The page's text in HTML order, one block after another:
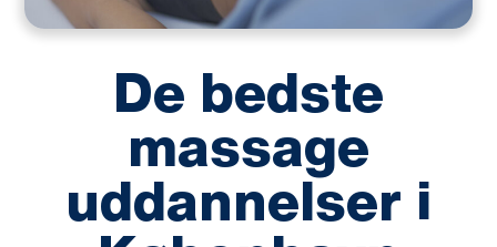
De bedste
massage
uddannelser i